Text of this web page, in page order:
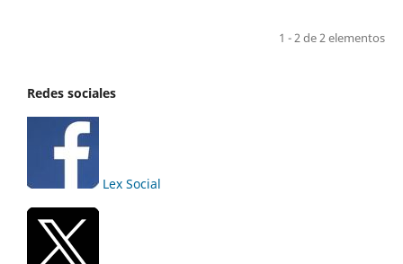
1 - 2 de 2 elementos
Redes sociales
Lex Social